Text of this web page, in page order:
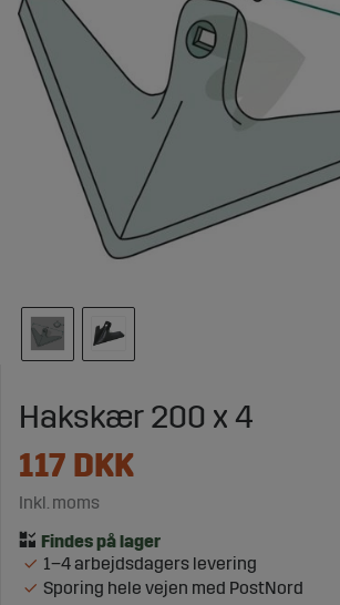
Hakskær 200 x 4
117 DKK
Inkl. moms
1–4 arbejdsdagers levering
Sporing hele vejen med PostNord